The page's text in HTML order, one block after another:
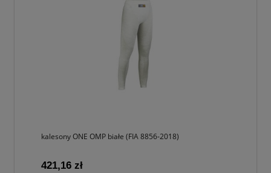
kalesony ONE OMP białe (FIA 8856-2018)
421,16 zł